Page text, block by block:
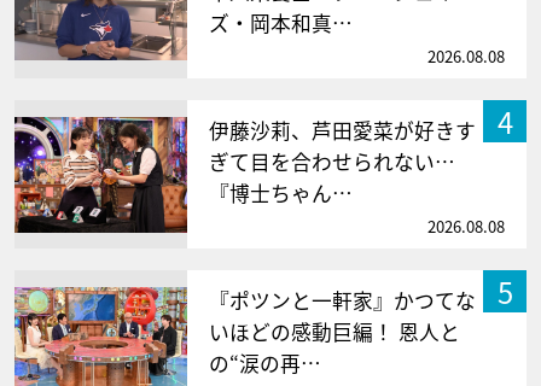
ズ・岡本和真…
2026.08.08
4
伊藤沙莉、芦田愛菜が好きす
ぎて目を合わせられない…
『博士ちゃん…
2026.08.08
5
『ポツンと一軒家』かつてな
いほどの感動巨編！ 恩人と
の“涙の再…